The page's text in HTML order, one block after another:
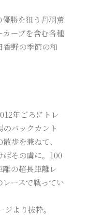
勝を狙う丹羽薫
ーブを含む各種
野の季節の和
年ごろにトレ
バックカント
歩を兼ねて、
その虜に。100
の超長距離レ
ースで戦ってい
より抜粋。